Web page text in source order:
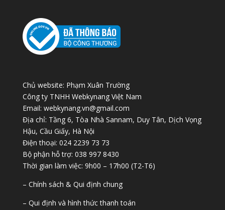
Chủ website: Phạm Xuân Trường
Công ty TNHH Webkynang Việt Nam
Email: webkynang.vn@gmail.com
Địa chỉ: Tầng 6, Tòa Nhà Sannam, Duy Tân, Dịch Vọng
Hậu, Cầu Giấy, Hà Nội
Điện thoại: 024 2239 73 73
Bộ phận hỗ trợ: 038 997 8430
Thời gian làm việc: 9h00 – 17h00 (T2-T6)
– Chính sách & Qui định chung
– Qui định và hình thức thanh toán